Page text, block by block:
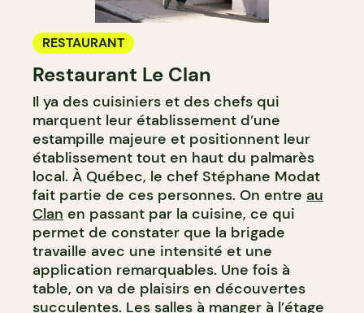
RESTAURANT
Restaurant Le Clan
Il ya des cuisiniers et des chefs qui
marquent leur établissement d’une
estampille majeure et positionnent leur
établissement tout en haut du palmarès
local. À Québec, le chef Stéphane Modat
fait partie de ces personnes. On entre au
Clan en passant par la cuisine, ce qui
permet de constater que la brigade
travaille avec une intensité et une
application remarquables. Une fois à
table, on va de plaisirs en découvertes
succulentes. Les salles à manger à l’étage